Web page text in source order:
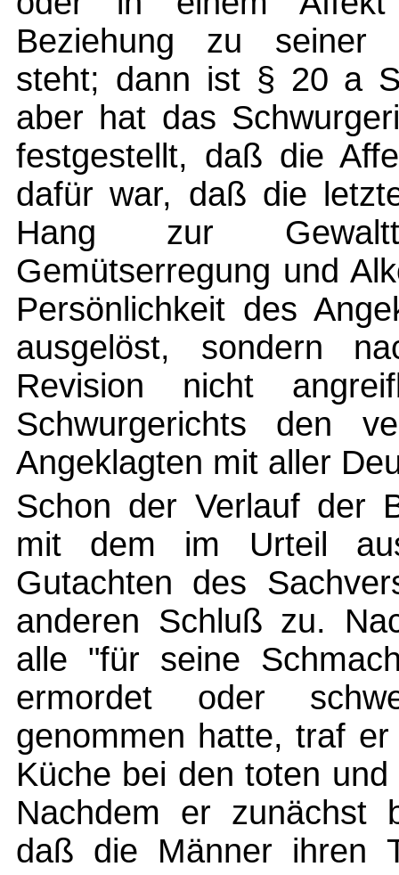
Beziehung zu seiner
steht; dann ist § 20 a
aber hat das
festgestellt, daß die
dafür war, daß die
Hang zur
Gemütserregung und
Persönlichkeit des
ausgelöst, sondern
Revision nicht
Schwurgerichts den
Angeklagten mit aller
Schon der Verlauf der
mit dem im Urteil
Gutachten des
anderen Schluß zu.
alle "für seine
ermordet oder
genommen hatte, traf
Küche bei den toten
Nachdem er zunächst
daß die Männer ihren